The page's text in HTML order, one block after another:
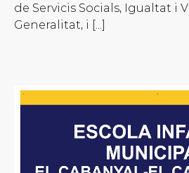
de Servicis Socials, Igualtat i
Generalitat, i [...]